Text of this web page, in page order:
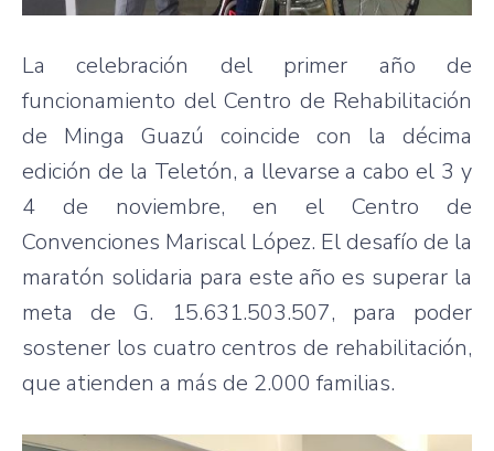
La celebración del primer año de
funcionamiento del Centro de Rehabilitación
de Minga Guazú coincide con la décima
edición de la Teletón, a llevarse a cabo el 3 y
4 de noviembre, en el Centro de
Convenciones Mariscal López. El desafío de la
maratón solidaria para este año es superar la
meta de G. 15.631.503.507, para poder
sostener los cuatro centros de rehabilitación,
que atienden a más de 2.000 familias.